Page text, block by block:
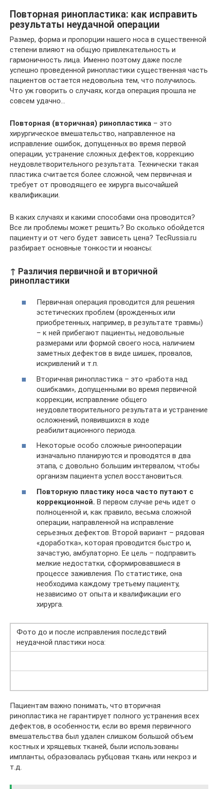
Повторная ринопластика: как исправить
результаты неудачной операции
Размер, форма и пропорции нашего носа в существенной
степени влияют на общую привлекательность и
гармоничность лица. Именно поэтому даже после
успешно проведенной ринопластики существенная часть
пациентов остается недовольна тем, что получилось.
Что уж говорить о случаях, когда операция прошла не
совсем удачно…
Повторная (вторичная) ринопластика – это
хирургическое вмешательство, направленное на
исправление ошибок, допущенных во время первой
операции, устранение сложных дефектов, коррекцию
неудовлетворительного результата. Технически такая
пластика считается более сложной, чем первичная и
требует от проводящего ее хирурга высочайшей
квалификации.
В каких случаях и какими способами она проводится?
Все ли проблемы может решить? Во сколько обойдется
пациенту и от чего будет зависеть цена? TecRussia.ru
разбирает основные тонкости и нюансы:
↑ Различия первичной и вторичной
ринопластики
Первичная операция проводится для решения
эстетических проблем (врожденных или
приобретенных, например, в результате травмы)
– к ней прибегают пациенты, недовольные
размерами или формой своего носа, наличием
заметных дефектов в виде шишек, провалов,
искривлений и т.п.
Вторичная ринопластика – это «работа над
ошибками», допущенными во время первичной
коррекции, исправление общего
неудовлетворительного результата и устранение
осложнений, появившихся в ходе
реабилитационного периода.
Некоторые особо сложные ринооперации
изначально планируются и проводятся в два
этапа, с довольно большим интервалом, чтобы
организм пациента успел восстановиться.
Повторную пластику носа часто путают с
коррекционной. В первом случае речь идет о
полноценной и, как правило, весьма сложной
операции, направленной на исправление
серьезных дефектов. Второй вариант – рядовая
«доработка», которая проводится быстро и,
зачастую, амбулаторно. Ее цель – подправить
мелкие недостатки, сформировавшиеся в
процессе заживления. По статистике, она
необходима каждому третьему пациенту,
независимо от опыта и квалификации его
хирурга.
Фото до и после исправления последствий
неудачной пластики носа:
Пациентам важно понимать, что вторичная
ринопластика не гарантирует полного устранения всех
дефектов, в особенности, если во время первичного
вмешательства был удален слишком большой объем
костных и хрящевых тканей, были использованы
импланты, образовалась рубцовая ткань или некроз и
т.д.